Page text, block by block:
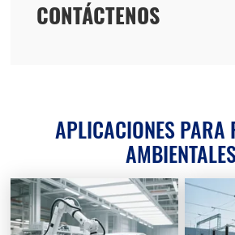
CONTÁCTENOS
APLICACIONES PARA